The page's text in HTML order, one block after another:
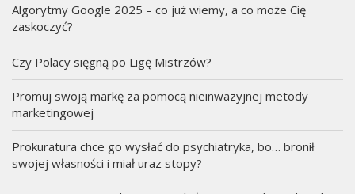
Algorytmy Google 2025 – co już wiemy, a co może Cię
zaskoczyć?
Czy Polacy sięgną po Ligę Mistrzów?
Promuj swoją markę za pomocą nieinwazyjnej metody
marketingowej
Prokuratura chce go wysłać do psychiatryka, bo… bronił
swojej własności i miał uraz stopy?